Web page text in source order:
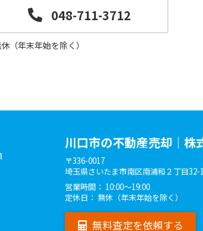
048-711-3712
（年末年始を除く）
川口市の不動産売却｜株
〒336-0017
埼玉県さいたま市南区南浦和２丁目32-
営業時間： 10:00～19:00
定休日： 無休（年末年始を除く）
無料査定を依頼する